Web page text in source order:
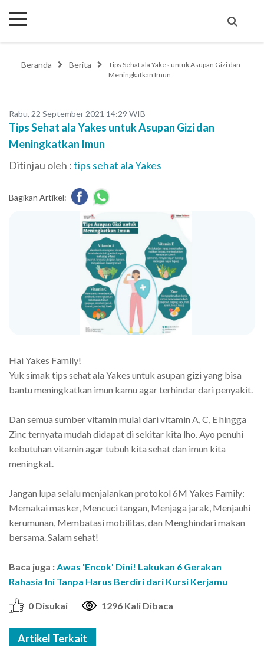
Beranda Berita
Tips Sehat ala Yakes untuk Asupan Gizi dan
Meningkatkan Imun
Rabu, 22 September 2021 14:29 WIB
Tips Sehat ala Yakes untuk Asupan Gizi dan
Meningkatkan Imun
Ditinjau oleh :tips sehat ala Yakes
Bagikan Artikel:
Hai Yakes Family!
Yuk simak tips sehat ala Yakes untuk asupan gizi yang bisa
bantu meningkatkan imun kamu agar terhindar dari penyakit.
Dan semua sumber vitamin mulai dari vitamin A, C, E hingga
Zinc ternyata mudah didapat di sekitar kita lho. Ayo penuhi
kebutuhan vitamin agar tubuh kita sehat dan imun kita
meningkat.
Jangan lupa selalu menjalankan protokol 6M Yakes Family:
Memakai masker, Mencuci tangan, Menjaga jarak, Menjauhi
kerumunan, Membatasi mobilitas, dan Menghindari makan
bersama. Salam sehat!
Baca juga :Awas 'Encok' Dini! Lakukan 6 Gerakan
Rahasia Ini Tanpa Harus Berdiri dari Kursi Kerjamu
0 Disukai 1296 Kali Dibaca
Artikel Terkait